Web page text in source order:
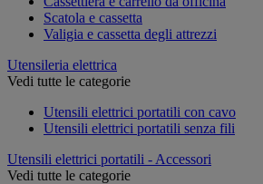
Scatola e cassetta
Valigia e cassetta degli attrezzi
Utensileria elettrica
Vedi tutte le categorie
Utensili elettrici portatili con cavo
Utensili elettrici portatili senza fili
Utensili elettrici portatili - Accessori
Vedi tutte le categorie